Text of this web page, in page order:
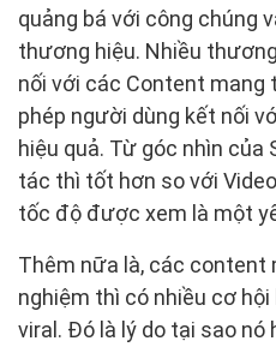
quảng bá với công chúng
thương hiệu. Nhiều
nối với các Content mang
phép người dùng kết nối
hiệu quả. Từ góc nhìn của
tác thì tốt hơn so với
tốc độ được xem là một
Thêm nữa là, các
nghiệm thì có nhiều cơ
viral. Đó là lý do tại sao